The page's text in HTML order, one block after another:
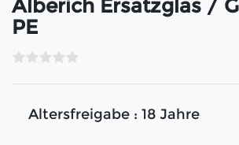
Alberich Ersatzglas /
PE
Altersfreigabe : 18 Jahre